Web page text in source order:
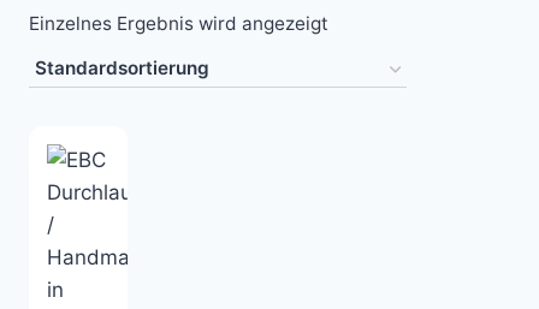
Einzelnes Ergebnis wird angezeigt